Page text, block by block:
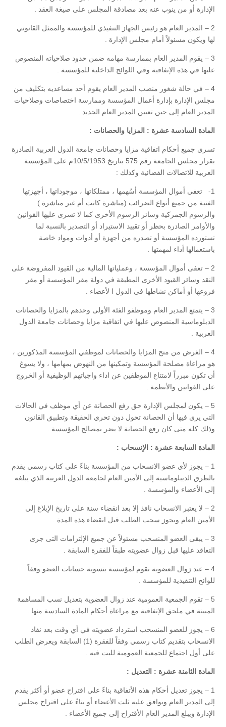
الإدارة أو من ينوب عنه بعد مصادقة المجلس على صيغة العقد .
2 – المدير العام هو رئيس الجهاز التنفيذي للمؤسسة والممثل القانوني
لها ويكون مسئولاً أمام مجلس الإدارة .
3 – يقوم المدير العام بممارسة مهامه ضمن حدود صلاحياته المنصوص
عليها في هذه الإتفاقية وفي اللوائح الداخلية للمؤسسة .
4 – في حالة شغور منصب المدير العام يقوم أحد مساعديه بتكليف من
مجلس الإدارة بإدارة أعمال المؤسسة وممارسة اختصاصات وصلاحيات
المدير العام إلى حين تعيين المدير العام الجديد .
المادة السادسة عشرة : المزايا والحصانات :
تسري جميع أحكام اتفاقية مزايا وحصانات جامعة الدول العربية الصادرة
بقرار مجلس الجامعة رقم 575 بتاريخ 10/5/1953م على المؤسسة
العربية للاتصالات الفضائية وكذلك :
1- تعفى أموال المؤسسة أسُهمها ، ممتلكاتها ، موجوداتها ، أجهزتها
الفنية من جميع أنواع الضرائب (مباشرة كانت أم غير مباشرة )
والرسوم الجمركية وسائر الرسوم الأخرى كما لا تسرى عليها القوانين
والأوامر الصادرة بحظر أو تقييد الاستيراد أو التصدير بالنسبة لما
تستورده المؤسسة أو تصدره من أجهزة أو أدوات ومواد خاصة
باستعمالها أداء لمهمتها .
2 – تعفى أموال المؤسسة ، وعملياتها المالية من القيود المفروضة على
النقد وسائر القيود الأخرى المطبقة في دولة مقر المؤسسة أو مقر
فروعها أو أماكن نشاطها في الدول ا لأعضاء .
3 – يتمتع المدير العام وموظفو الفئة الأولى وحدهم بالمزايا والحصانات
الدبلوماسية المنصوص عليها في اتفاقية مزايا وحصانات جامعة الدول
العربية .
4 – الغرض من منح المزايا والحصانات لموظفي المؤسسة المذكورين ،
هو مراعاة مصلحة المؤسسة وتمكينها من النهوض بمهامها ، ولا يسوغ
أن تكون مبرراً لامتناع الموظفين عن اداء واجباتهم الوظيفية أو الخروج
على القوانين والأنظمة .
5 – يكون لمجلس الإدارة حق رفع الحصانة عن أي موظف في الحالات
التي يرى فيها أن الحصانة تحول دون تحري الحقيقة وتطبيق القانون
وذلك كله متى كان رفع الحصانة لا يضر بمصالح المؤسسة .
المادة السابعة عشرة : الإنسحاب :
1 – يجوز لأي عضو الانسحاب من المؤسسة بناءً على كتاب رسمي يقدم
بالطرق الديبلوماسية إلى الأمين العام لجامعة الدول العربية الذي يبلغه
إلى الأعضاء والمؤسسة .
2 – لا يعتبر الانسحاب نافذ إلا بعد انقضاء سنة على تاريخ الإبلاغ إلى
الأمين العام ويجوز سحب الطلب قبل انقضاء هذه المدة .
3 – يبقى العضو المنسحب مسئولاً عن جميع الإلتزامات التى جرى
التعاقد عليها قبل زوال عضويته طبقاً للفقرة السابقة .
4 – عند زوال العضوية تقوم لمؤسسة بتسوية حسابات العضو وفقاً
للوائح التنفيذية للمؤسسة .
5 – تقوم الجمعية العمومية عند زوال العضوية بتعديل نسب المساهمة
المبينة في ملحق الإتفاقية مع مراعاة أحكام المادة السادسة منها .
6 – يجوز للعضو المنسحب استرداد عضويته في أي وقت بعد نفاذ
الانسحاب بتقديم كتاب رسمي وفقاً للفقرة (1) السابقة ويعرض الطلب
على أول اجتماع للجمعية العمومية للبت فيه .
المادة الثامنة عشرة : التعديل :
1 – يجوز تعديل أحكام هذه الأتفاقية بناءً على اقتراح عضو أو أكثر يقدم
إلى المدير العام ويوافق عليه ثلث الأعضاء أو بناءً على اقتراح مجلس
الإدارة ويبلغ المدير العام الأقتراح إلى جميع الأعضاء .